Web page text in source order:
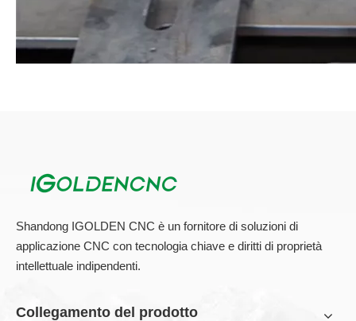
Shandong IGOLDEN CNC è un fornitore di soluzioni di
applicazione CNC con tecnologia chiave e diritti di proprietà
intellettuale indipendenti.
Collegamento del prodotto